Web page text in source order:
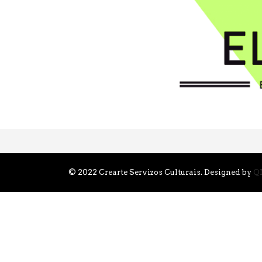
© 2022 Crearte Servizos Culturais. Designed by